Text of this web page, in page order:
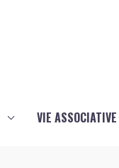
VIE ASSOCIATIVE